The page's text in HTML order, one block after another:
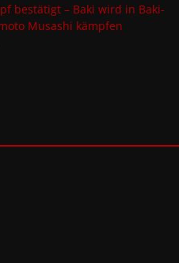
bestätigt – Baki wird in Baki-
Musashi kämpfen